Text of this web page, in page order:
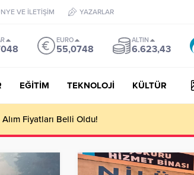
VE İLETİŞİM YAZARLAR
EURO
55,0748
ALTIN
6.623,43
EĞİTİM TEKNOLOJİ KÜLTÜR
Fiyatları Belli Oldu!